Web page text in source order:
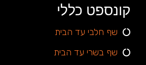
קונספט כללי
שף חלבי עד הבית
שף בשרי עד הבית